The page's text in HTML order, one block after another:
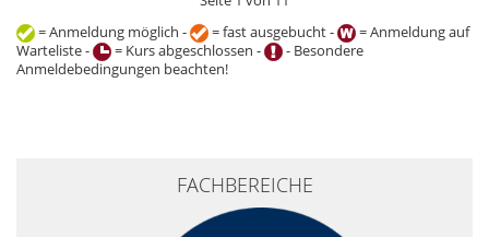
= Anmeldung möglich -
= fast ausgebucht -
= Anmeldung auf
Warteliste -
= Kurs abgeschlossen -
- Besondere
Anmeldebedingungen beachten!
FACHBEREICHE